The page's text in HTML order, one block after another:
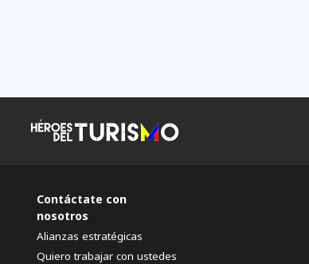
Contáctate con
nosotros
Alianzas estratégicas
Quiero trabajar con ustedes